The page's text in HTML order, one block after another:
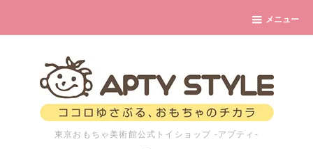
メニュー
東京おもちゃ美術館公式トイショップ -アプティ-